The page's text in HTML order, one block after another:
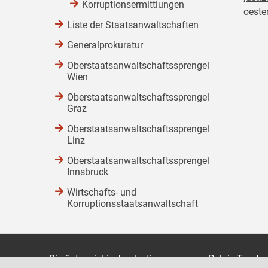
Korruptionsermittlungen
Liste der Staatsanwaltschaften
Generalprokuratur
Oberstaatsanwaltschaftssprengel
Wien
Oberstaatsanwaltschaftssprengel
Graz
Oberstaatsanwaltschaftssprengel
Linz
Oberstaatsanwaltschaftssprengel
Innsbruck
Wirtschafts- und
Korruptionsstaatsanwaltschaft
Die österreichische Justiz Palais